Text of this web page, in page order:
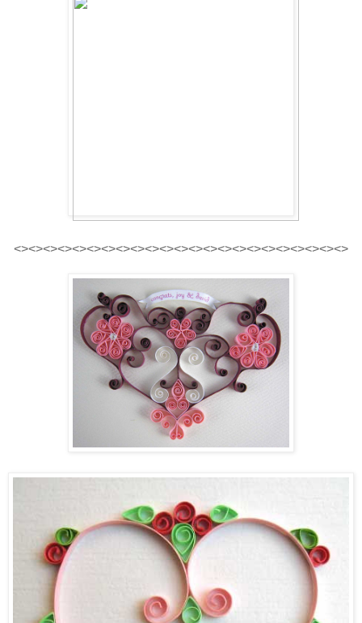
<><><><><><><><><><><><><><><><><><><><><><><>